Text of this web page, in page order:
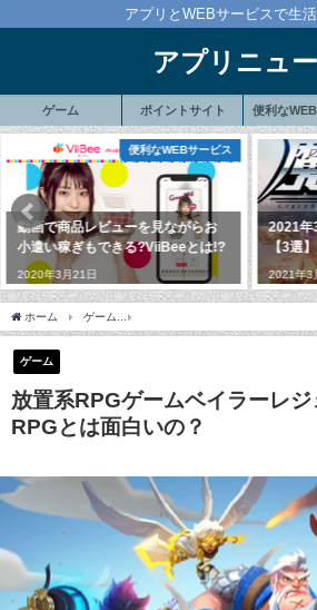
アプリとWEBサービスで生
アプリニュ
ゲーム ポイントサイト 便利な
ゲーム
2021年3月オススメアプリゲーム
【3選】
2021年3月1日
確定申
間に合
クラク
2020年2
ホーム ゲーム
ゲーム
放置系RPGゲームベイラーレ
RPGとは面白いの？